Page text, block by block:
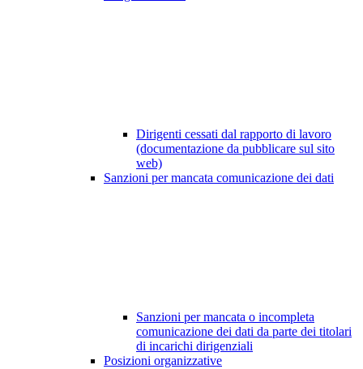
Dirigenti cessati dal rapporto di lavoro
(documentazione da pubblicare sul sito
web)
Sanzioni per mancata comunicazione dei dati
Sanzioni per mancata o incompleta
comunicazione dei dati da parte dei titolari
di incarichi dirigenziali
Posizioni organizzative